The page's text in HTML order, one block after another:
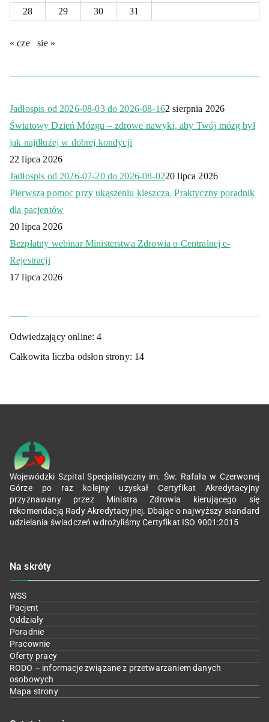
28
29 30 31
« cze sie »
Jadłospis od 2026-08-03 do 2026-08-162 sierpnia 2026
Światowy Dzień Mózgu – zdrowe nawyki, aby Twój mózg był
jak najdłużej w dobrej kondycji
22 lipca 2026
Jadłospis od 2026-07-20 do 2026-08-0220 lipca 2026
Pierwsza pomoc przy ukąszeniu kleszcza. Praktyczny poradnik
dla pacjentów
20 lipca 2026
Bezpłatny webinar Ministerstwa Zdrowia o Centralnej e-
Rejestracji
17 lipca 2026
Odwiedzający online:4
Całkowita liczba odsłon strony: 14
Wojewódzki Szpital Specjalistyczny im. Św. Rafała w Czerwonej
Górze po raz kolejny uzyskał Certyfikat Akredytacyjny
przyznawany przez Ministra Zdrowia kierującego się
rekomendacją Rady Akredytacyjnej. Dbając o najwyższy standard
udzielania świadczeń wdrożyliśmy Certyfikat ISO 9001:2015
Na skróty
WSS
Pacjent
Oddziały
Poradnie
Pracownie
Oferty pracy
RODO – informacje związane z przetwarzaniem danych
osobowych
Mapa strony